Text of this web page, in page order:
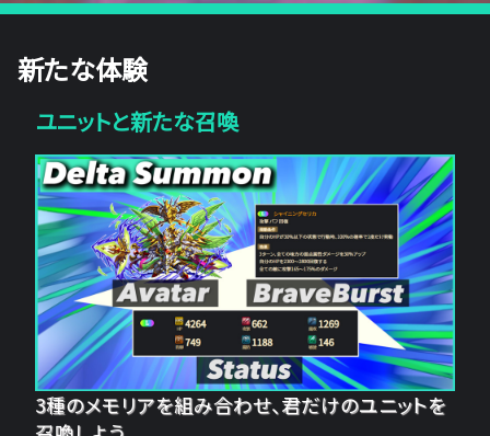
新たな体験
ユニットと新たな召喚
3種のメモリアを組み合わせ、君だけのユニットを